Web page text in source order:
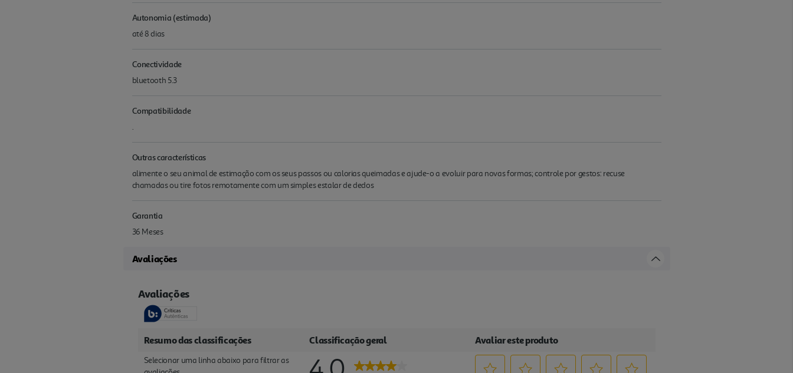
Autonomia (estimada)
até 8 dias
Conectividade
bluetooth 5.3
Compatibilidade
.
Outras características
alimente o seu animal de estimação com os seus passos ou calorias queimadas e ajude-o a evoluir para novas formas; controle por gestos: recuse
chamadas ou tire fotos remotamente com um simples estalar de dedos
Garantia
36 Meses
Avaliações